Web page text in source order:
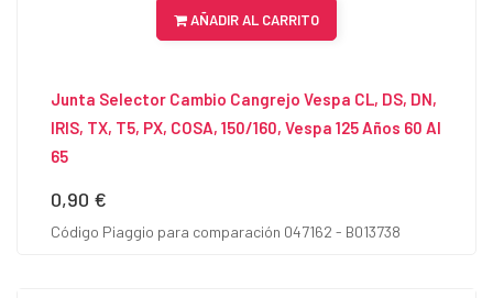
AÑADIR AL CARRITO
Junta Selector Cambio Cangrejo Vespa CL, DS, DN,
IRIS, TX, T5, PX, COSA, 150/160, Vespa 125 Años 60 Al
65
Precio
0,90 €
Código Piaggio para comparación 047162 - B013738